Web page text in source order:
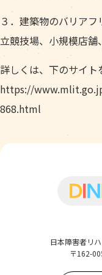
３．建築物のバリア
立競技場、小規模店舗
詳しくは、下のサイト
https://
868.html
日本障害者リ
〒162-